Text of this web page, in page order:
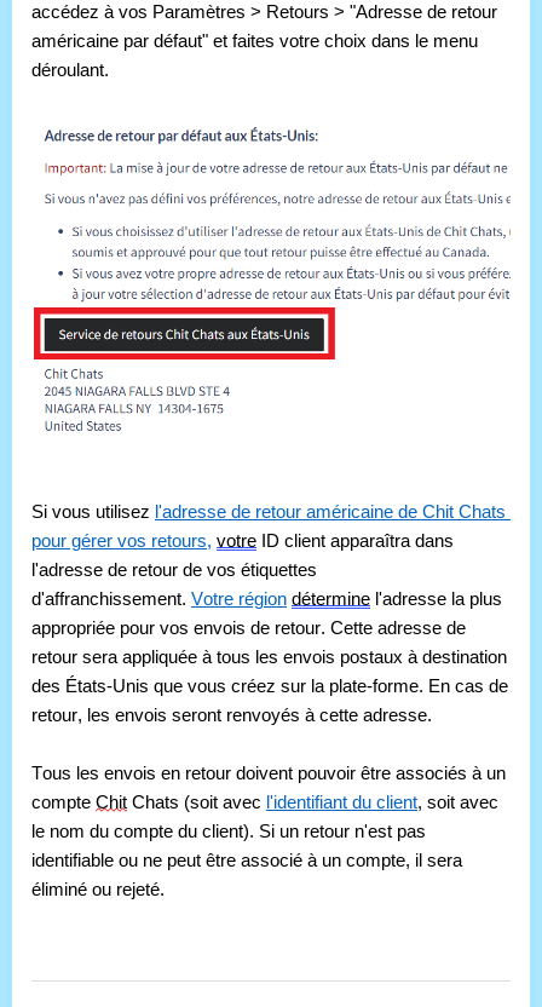
accédez à vos Paramètres > Retours > "Adresse de retour
américaine par défaut" et faites votre choix dans le menu
déroulant.
Si vous utilisez l'adresse de retour américaine de Chit Chats
pour gérer vos retours, votre ID client apparaîtra dans
l'adresse de retour de vos étiquettes
d'affranchissement. Votre région détermine l'adresse la plus
appropriée pour vos envois de retour. Cette adresse de
retour sera appliquée à tous les envois postaux à destination
des États-Unis que vous créez sur la plate-forme. En cas de
retour, les envois seront renvoyés à cette adresse.
Tous les envois en retour doivent pouvoir être associés à un
compte Chit Chats (soit avec l'identifiant du client, soit avec
le nom du compte du client). Si un retour n'est pas
identifiable ou ne peut être associé à un compte, il sera
éliminé ou rejeté.